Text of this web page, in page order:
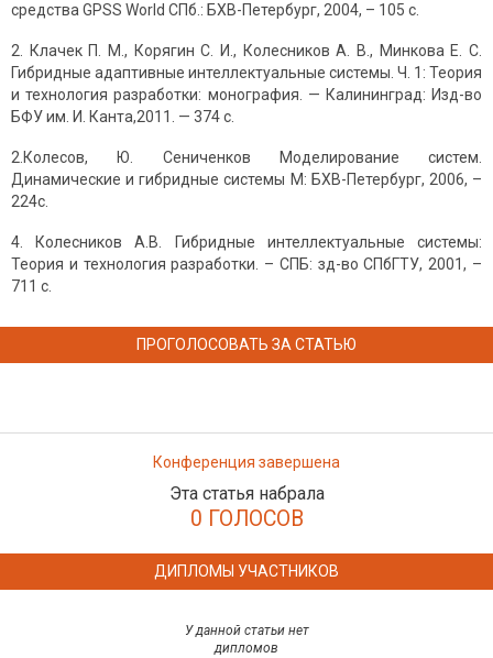
средства GPSS World СПб.: БХВ-Петербург, 2004, – 105 с.
2. Клачек П. М., Корягин С. И., Колесников А. В., Минкова Е. С.
Гибридные адаптивные интеллектуальные системы. Ч. 1: Теория
и технология разработки: монография. — Калининград: Изд-во
БФУ им. И. Канта,2011. — 374 с.
2.Колесов, Ю. Сениченков Моделирование систем.
Динамические и гибридные системы М: БХВ-Петербург, 2006, –
224с.
4. Колесников А.В. Гибридные интеллектуальные системы:
Теория и технология разработки. – СПБ: зд-во СПбГТУ, 2001, –
711 с.
ПРОГОЛОСОВАТЬ ЗА СТАТЬЮ
Конференция завершена
Эта статья набрала
0 ГОЛОСОВ
ДИПЛОМЫ УЧАСТНИКОВ
У данной статьи нет
дипломов